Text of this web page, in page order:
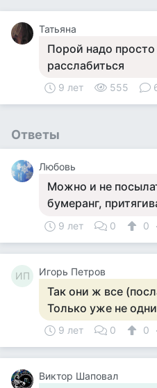
Татьяна
Порой надо просто
расслабиться
9 лет 555
Ответы
Любовь
Можно и не
бумеранг,
9 лет 0 0
ИП Игорь Петров
Так они ж все
Только уже не
9 лет 0 0
Виктор Шаповал